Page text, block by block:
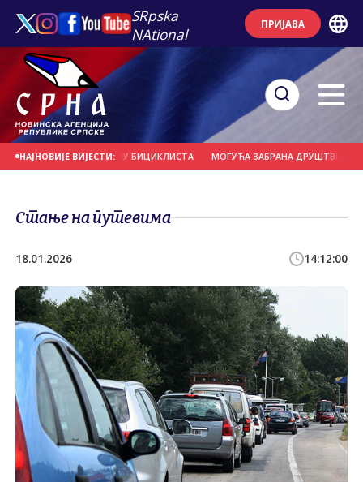
SRpska
NAtional
ПРИЈАВА
НАЈНОВИЈЕ ВИЈЕСТИ:
УДАРИО У ГРУПУ БИЦИКЛИСТА МОГУЋА ЗАБРАНА ДРУШТВЕНИХ
Стање на путевима
18.01.2026 14:12:00